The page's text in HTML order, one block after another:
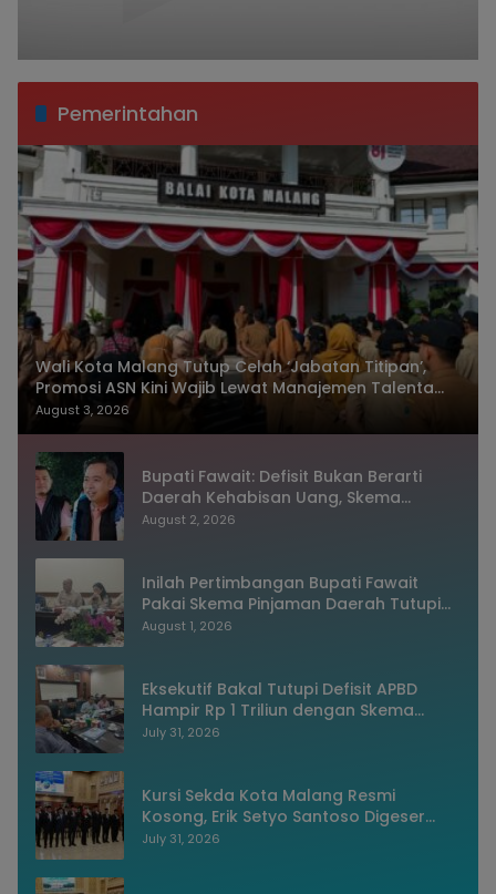
Pemerintahan
Wali Kota Malang Tutup Celah ‘Jabatan Titipan’,
Promosi ASN Kini Wajib Lewat Manajemen Talenta
dan Sistem Merit
August 3, 2026
Bupati Fawait: Defisit Bukan Berarti
Daerah Kehabisan Uang, Skema
Pinjaman Justru Bukti Keuangan
August 2, 2026
Inilah Pertimbangan Bupati Fawait
Pakai Skema Pinjaman Daerah Tutupi
Defisit APBD 2027
August 1, 2026
Eksekutif Bakal Tutupi Defisit APBD
Hampir Rp 1 Triliun dengan Skema
Utang Rp786,573 Miliar
July 31, 2026
Kursi Sekda Kota Malang Resmi
Kosong, Erik Setyo Santoso Digeser
Jadi Asisten, Pemkot Mulai Era Baru
July 31, 2026